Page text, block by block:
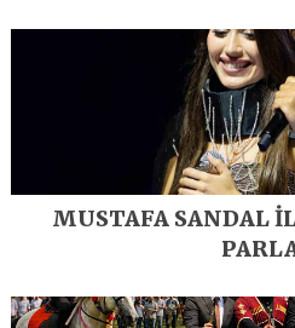
MUSTAFA SANDAL